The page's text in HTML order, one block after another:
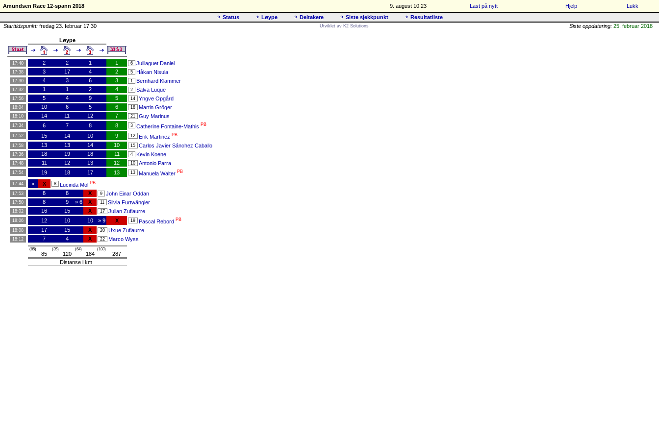
Amundsen Race 12-spann 2018 9. august 10:23 Last på nytt Hjelp
Lukk
Status
Løype Deltakere Siste sjekkpunkt
Resultatliste
Starttidspunkt: fredag 23. februar 17:30 Utviklet av K2 Solutions Siste oppdatering: 25. februar 2018
Løype
17:40 2 2 1 1 6 Juillaguet Daniel
17:38 3 17 4 2 5 Håkan Nisula
17:30 4 3 6 3 1 Bernhard Klammer
17:32 1 1 2 4 2 Salva Luque
17:56 5 4 9 5 14 Yngve Opgård
18:04 10 6 5 6 18 Martin Gröger
18:10 14 11 12 7 21 Guy Marinus
17:34 6 7 8 8 3 Catherine Fontaine-Mathis PB
17:52 15 14 10 9 12 Erik Martinez PB
17:58 13 13 14 10 15 Carlos Javier Sánchez Caballo
17:36 18 19 18 11 4 Kevin Koene
17:48 11 12 13 12 10 Antonio Parra
17:54 19 18 17 13 13 Manuela Walter PB
17:44 » X 8 Lucinda Mol PB
17:53 8 8 X 9 John Einar Oddan
17:50 8 9 » 6 X 11 Silvia Furtwängler
18:02 16 15 X 17 Julian Zufiaurre
18:06 12 10 10 » 9 X 19 Pascal Rebord PB
18:08 17 15 X 20 Uxue Zufiaurre
18:12 7 4 X 22 Marco Wyss
(85)
85
(35)
120
(64)
184
(103)
287
Distanse i km